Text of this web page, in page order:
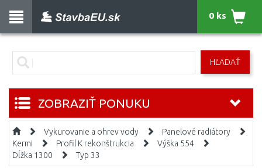
HĽADAŤ
0 ks
ZOBRAZIŤ PONUKU
Vykurovanie a ohrev vody
Panelové radiátory
Kermi
Profil K rekonštrukcia
Výška 554
Dĺžka 1300
Typ 33